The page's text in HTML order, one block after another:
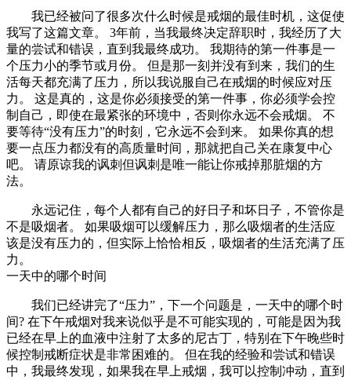
我已经被问了很多次什么时候是戒烟的最佳时机，这促使
我写了这篇文章。 3年前，当我最终决定辞职时，我经历了大
量的尝试和错误，直到我最终成功。 我期待的第一件事是一
个压力小的季节或月份。 但是那一刻并没有到来，我们的生
活每天都充满了压力，所以我说服自己在戒烟的时候应对压
力。 这是真的，这是你必须接受的第一件事，你必须学会控
制自己，即使在最紧张的环境中，否则你永远不会戒烟。 不
要等待“没有压力”的时刻，它永远不会到来。 如果你真的想
要一点压力都没有的高质量时间，那就把自己关在康复中心
吧。 请原谅我的讽刺但讽刺是唯一能让你戒掉那脏烟的方
法。
永远记住，每个人都有自己的好日子和坏日子，不管你是
不是吸烟者。 如果吸烟可以缓解压力，那么吸烟者的生活应
该是没有压力的，但实际上恰恰相反，吸烟者的生活充满了压
力。
一天中的哪个时间
我们已经讲完了“压力”，下一个问题是，一天中的哪个时
间? 在下午戒烟对我来说似乎是不可能实现的，可能是因为我
已经在早上的血液中注射了太多的尼古丁，特别在下午晚些时
候控制戒断症状是非常困难的。 但在我的经验和尝试和错误
中，我最终发现，如果我在早上戒烟，我可以控制冲动，直到